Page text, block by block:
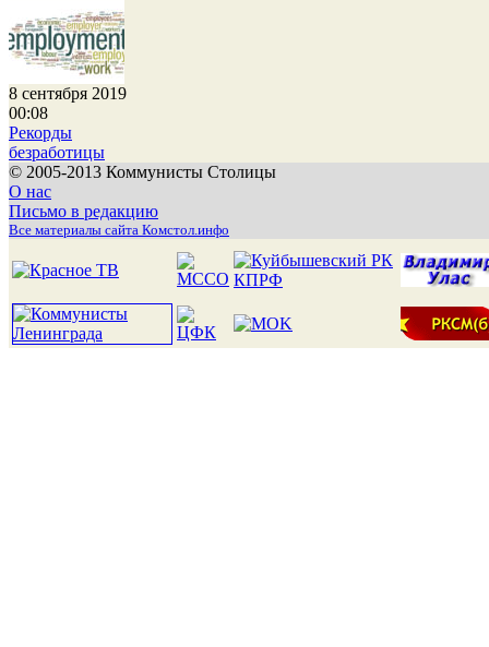
8 сентября 2019
00:08
Рекорды
безработицы
© 2005-2013 Коммунисты Столицы
О нас
Письмо в редакцию
Все материалы сайта Комстол.инфо